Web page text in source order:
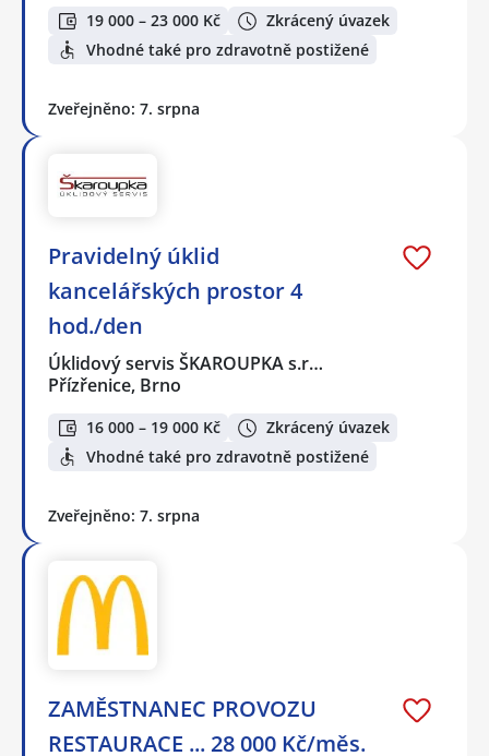
19 000 – 23 000 Kč
Zkrácený úvazek
Vhodné také pro zdravotně postižené
Zveřejněno: 7. srpna
Pravidelný úklid
kancelářských prostor 4
hod./den
Úklidový servis ŠKAROUPKA s.r…
Přízřenice, Brno
16 000 – 19 000 Kč
Zkrácený úvazek
Vhodné také pro zdravotně postižené
Zveřejněno: 7. srpna
ZAMĚSTNANEC PROVOZU
RESTAURACE ... 28 000 Kč/měs.